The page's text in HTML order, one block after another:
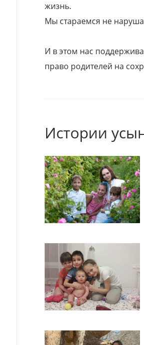
жизнь.
Мы стараемся не
И в этом нас
право родителей на
Истории